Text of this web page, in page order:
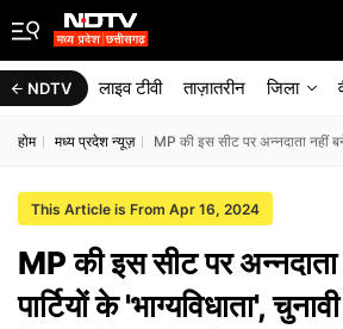
NDTV लाइव टीवी ताज़ातरीन जिला
होम मध्य प्रदेश न्यूज़ MP की इस सीट पर अन्नदाता नहीं
This Article is From Apr 16, 2024
MP की इस सीट पर
पार्टियों के 'भाग्यविधाता',